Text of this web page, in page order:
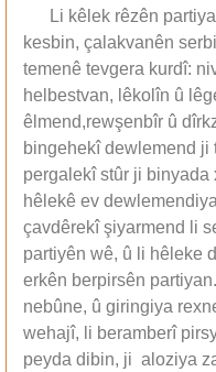
Li kêlek rêzên
kesbin, çalakvanên
temenê tevgera kurdî:
helbestvan, lêkolîn û
êlmend,rewşenbîr û
bingehekî dewlemend ji
pergalekî stûr ji
hêlekê ev
çavdêrekî şiyarmend li
partiyên wê, û li hêleke
erkên berpirsên
nebûne, û giringiya
wehajî, li beramberî
peyda dibin, ji aloziya